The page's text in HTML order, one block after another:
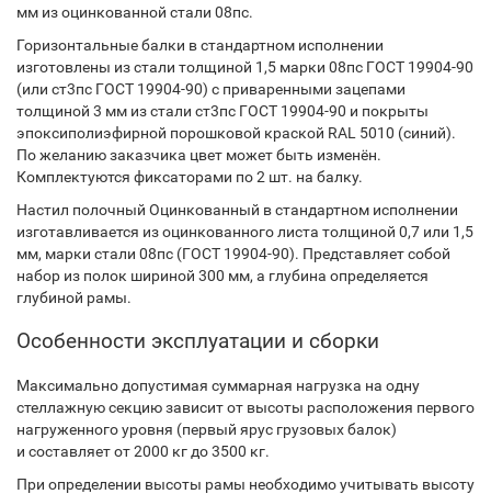
мм из оцинкованной стали 08пс.
Горизонтальные балки в стандартном исполнении
изготовлены из стали толщиной 1,5 марки 08пс ГОСТ 19904-90
(или ст3пс ГОСТ 19904-90) с приваренными зацепами
толщиной 3 мм из стали ст3пс ГОСТ 19904-90 и покрыты
эпоксиполиэфирной порошковой краской RAL 5010 (синий).
По желанию заказчика цвет может быть изменён.
Комплектуются фиксаторами по 2 шт. на балку.
Настил полочный Оцинкованный в стандартном исполнении
изготавливается из оцинкованного листа толщиной 0,7 или 1,5
мм, марки стали 08пс (ГОСТ 19904-90). Представляет собой
набор из полок шириной 300 мм, а глубина определяется
глубиной рамы.
Особенности эксплуатации и сборки
Максимально допустимая суммарная нагрузка на одну
стеллажную секцию зависит от высоты расположения первого
нагруженного уровня (первый ярус грузовых балок)
и составляет от 2000 кг до 3500 кг.
При определении высоты рамы необходимо учитывать высоту